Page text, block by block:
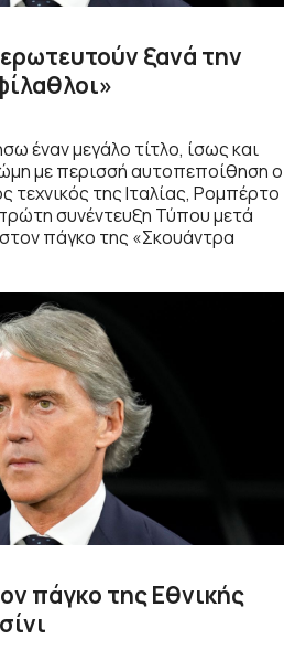
ξανά την
έναν μεγάλο τίτλο, ίσως και
με περισσή αυτοπεποίθηση ο
τεχνικός της Ιταλίας, Ρομπέρτο
συνέντευξη Τύπου μετά
πάγκο της «Σκουάντρα
πάγκο της Εθνικής